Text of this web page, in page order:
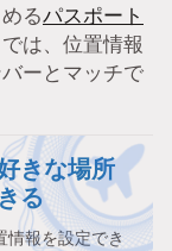
るパスポート
は、位置情報
ーとマッチで
きな場所
る
情報を設定でき